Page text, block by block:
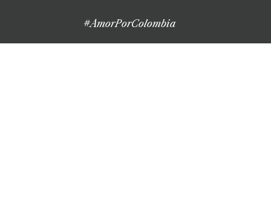
#AmorPorColombia